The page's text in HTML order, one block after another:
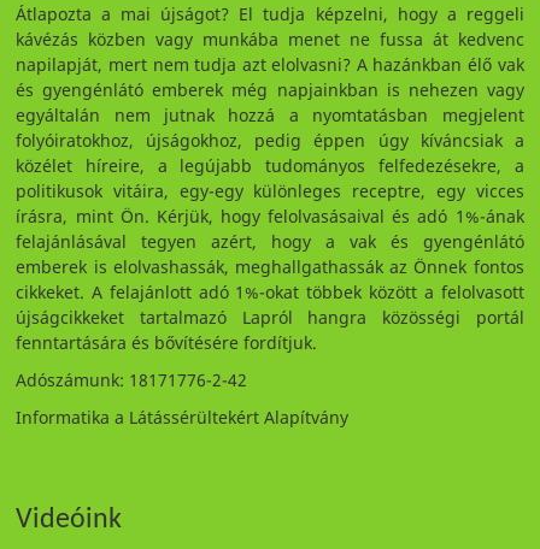
Átlapozta a mai újságot? El tudja képzelni, hogy a reggeli
kávézás közben vagy munkába menet ne fussa át kedvenc
napilapját, mert nem tudja azt elolvasni? A hazánkban élő vak
és gyengénlátó emberek még napjainkban is nehezen vagy
egyáltalán nem jutnak hozzá a nyomtatásban megjelent
folyóiratokhoz, újságokhoz, pedig éppen úgy kíváncsiak a
közélet híreire, a legújabb tudományos felfedezésekre, a
politikusok vitáira, egy-egy különleges receptre, egy vicces
írásra, mint Ön. Kérjük, hogy felolvasásaival és adó 1%-ának
felajánlásával tegyen azért, hogy a vak és gyengénlátó
emberek is elolvashassák, meghallgathassák az Önnek fontos
cikkeket. A felajánlott adó 1%-okat többek között a felolvasott
újságcikkeket tartalmazó Lapról hangra közösségi portál
fenntartására és bővítésére fordítjuk.
Adószámunk: 18171776-2-42
Informatika a Látássérültekért Alapítvány
Videóink